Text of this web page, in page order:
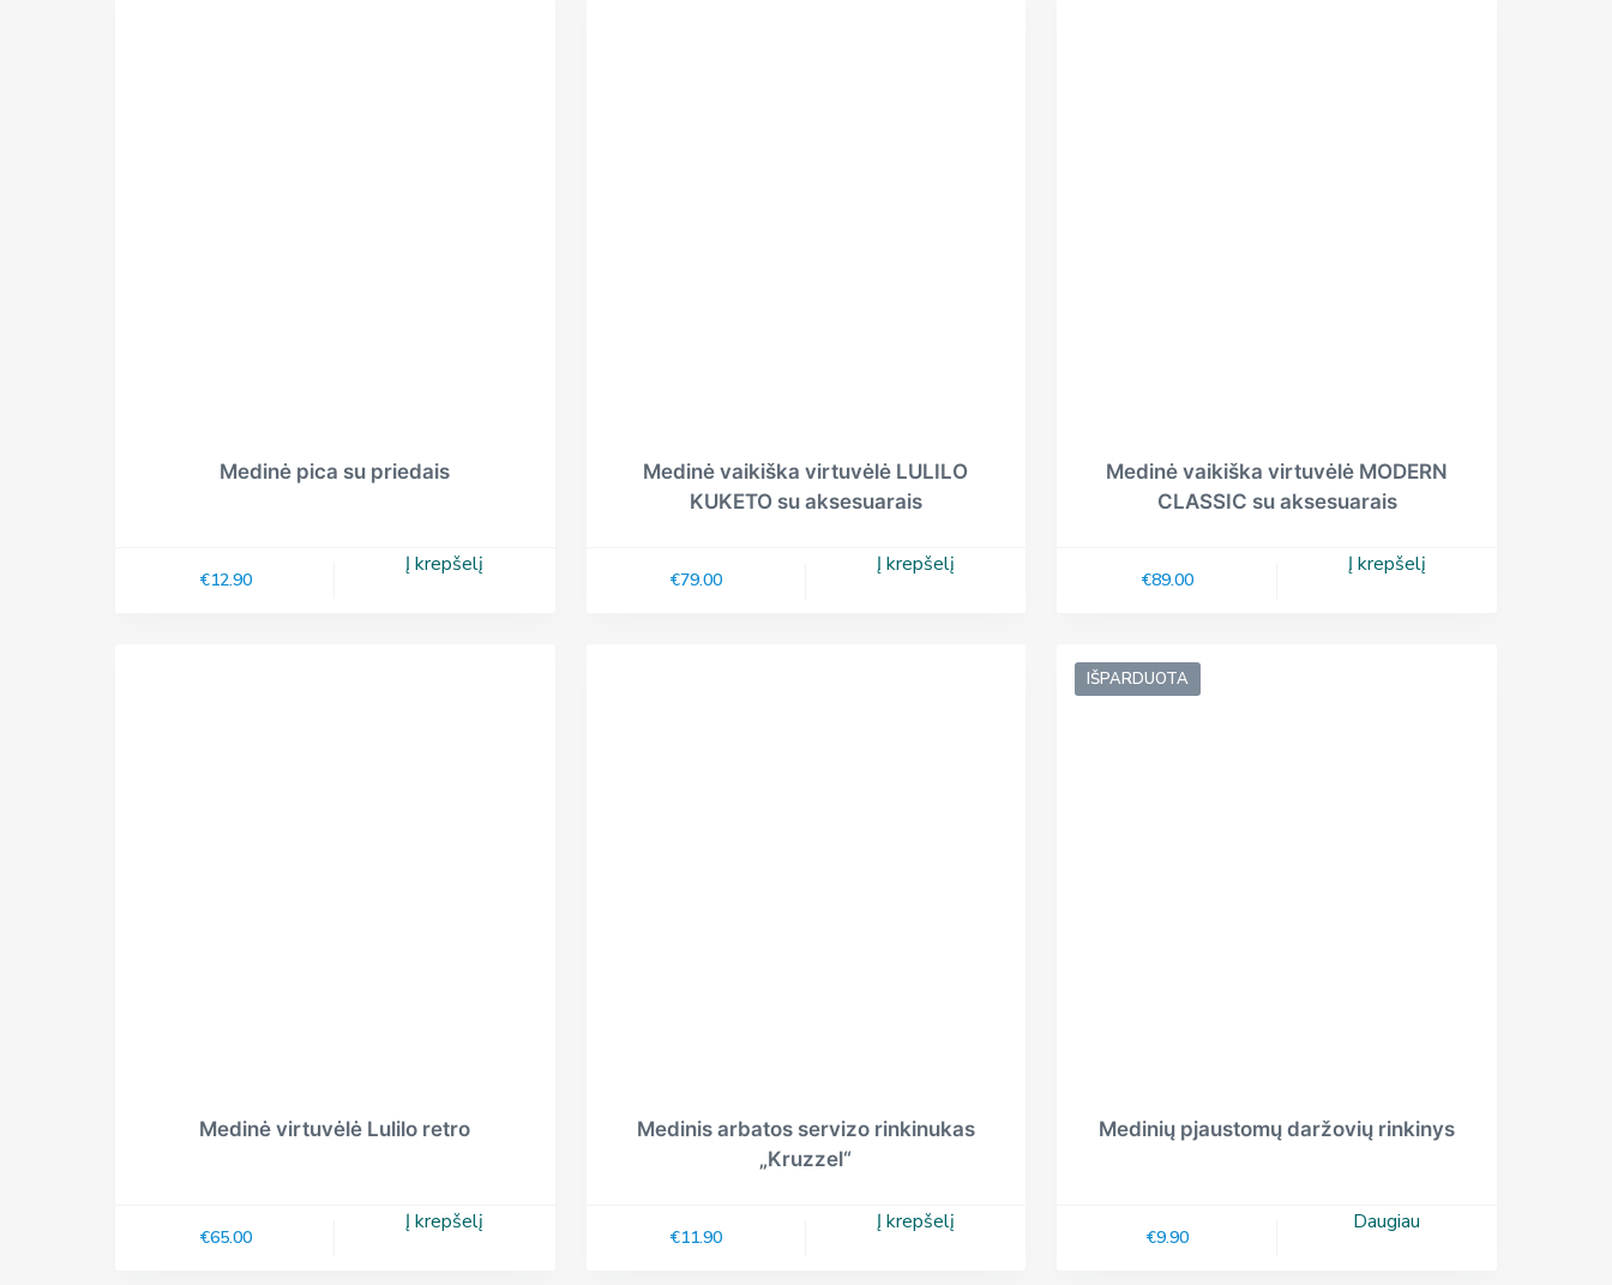
Medinė pica su priedais
€12.90
Į krepšelį
Medinė vaikiška virtuvėlė LULILO
KUKETO su aksesuarais
€79.00
Į krepšelį
Medinė vaikiška virtuvėlė MODERN
CLASSIC su aksesuarais
€89.00
Į krepšelį
Medinė virtuvėlė Lulilo retro
€65.00
Į krepšelį
Medinis arbatos servizo rinkinukas
„Kruzzel“
€11.90
Į krepšelį
IŠPARDUOTA
Medinių pjaustomų daržovių rinkinys
€9.90
Daugiau